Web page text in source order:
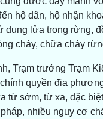
hộ dân, hộ nhận
dụng lửa trong rừng,
cháy, chữa cháy
Trạm trưởng Trạm
quyền địa
từ sớm, từ xa, đặc
nhiều nguy cơ